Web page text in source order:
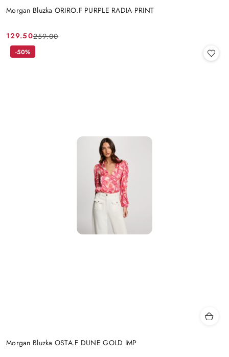
Morgan Bluzka ORIRO.F PURPLE RADIA PRINT
Cena
promocyjna:
129.50
Cena
przed
259.00
Morgan Bluzka OSTA.F DUNE GOLD IMP
-50%